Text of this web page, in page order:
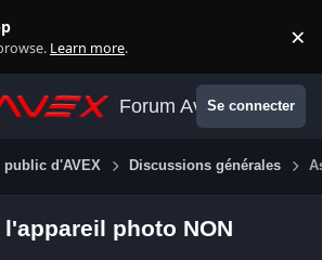
Learn more. ×
Forum AvexSe connecter
public d'AVEX Discussions générales
photo NON